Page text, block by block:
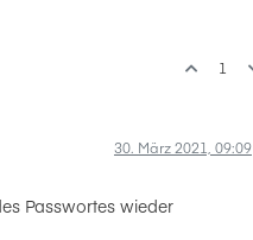
1
30. März 2021, 09:09
Passwortes wieder